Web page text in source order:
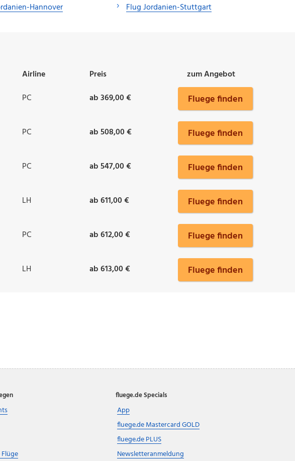
Hannover
Flug Jordanien-Stuttgart
Airline Preis
zum Angebot
PC ab 369,00 € Fluege finden
PC ab 508,00 € Fluege finden
PC ab 547,00 € Fluege finden
LH ab 611,00 € Fluege finden
PC ab 612,00 € Fluege finden
LH ab 613,00 € Fluege finden